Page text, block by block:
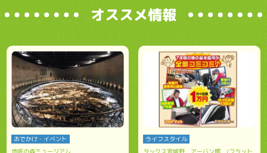
オススメ情報
おでかけ・イベント
地底の森ミュージアム
ライフスタイル
タックス宮城野 アーバン館 (フラット